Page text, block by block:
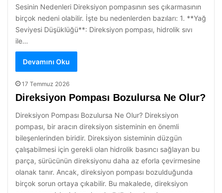
Sesinin Nedenleri Direksiyon pompasının ses çıkarmasının
birçok nedeni olabilir. İşte bu nedenlerden bazıları: 1. **Yağ
Seviyesi Düşüklüğü**: Direksiyon pompası, hidrolik sıvı
ile…
Devamını Oku
17 Temmuz 2026
Direksiyon Pompası Bozulursa Ne Olur?
Direksiyon Pompası Bozulursa Ne Olur? Direksiyon
pompası, bir aracın direksiyon sisteminin en önemli
bileşenlerinden biridir. Direksiyon sisteminin düzgün
çalışabilmesi için gerekli olan hidrolik basıncı sağlayan bu
parça, sürücünün direksiyonu daha az eforla çevirmesine
olanak tanır. Ancak, direksiyon pompası bozulduğunda
birçok sorun ortaya çıkabilir. Bu makalede, direksiyon